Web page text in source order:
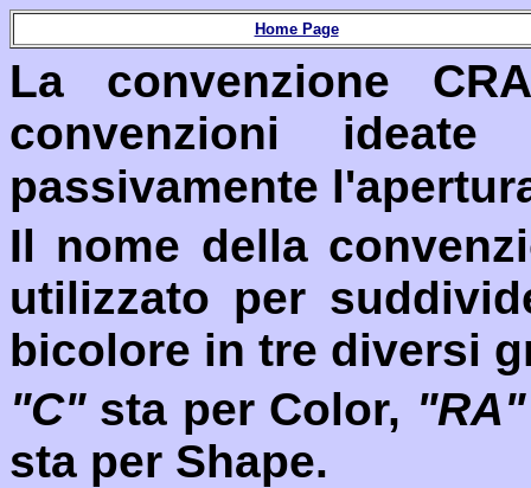
Home Page
La convenzione
convenzioni
passivamente
Il nome della
utilizzato per
bicolore in tre diversi
"C" sta per Color, "RA"
sta per Shape.